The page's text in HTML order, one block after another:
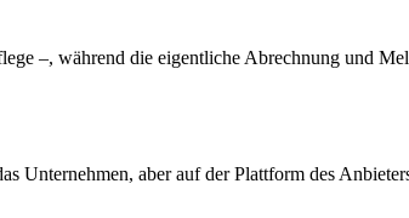
–, während die eigentliche Abrechnung und
Unternehmen, aber auf der Plattform des